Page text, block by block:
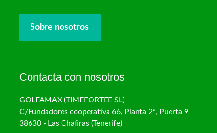
Sobre nosotros
Contacta con nosotros
GOLFAMAX (TIMEFORTEE SL)
C/Fundadores cooperativa 66, Planta 2ª, Puerta 9
38630 - Las Chafiras (Tenerife)